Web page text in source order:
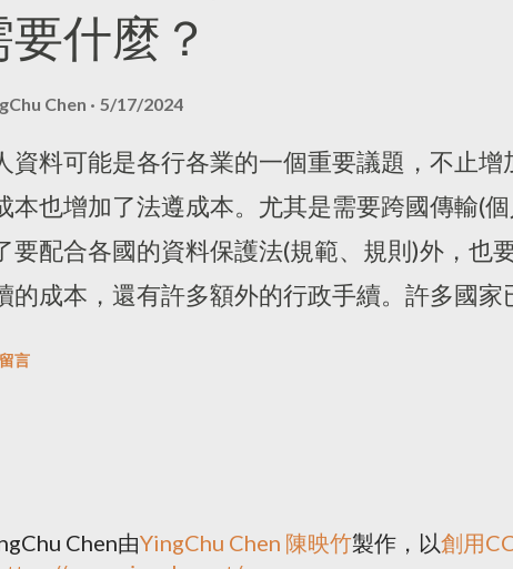
慧時代個人資訊安全使用政策指引 》，韓國
私合作的指引等。在 9 月時，韓國總統向世界
，10月時就組成專家小組處理與人工智慧相關
月的規劃，成立「 AI 隱私公私政策理事會 」
分別為資料處理標準、風險評估、透明，由
界和工業界的專家組成，並由韓國 PIPC及LG
表示內閣自動化還是內閣AI化？我在媒體的報
行用字。 簡單查詢一下，台灣近期關於人工智
、指引、辦法、原則，除 2018 年提出所謂的
年時有立委提出應擬「 人工智慧發展基本
會所擬的「 使用生成式AI參考指引（草案）
管機關應該是金融管理委員會，在2023年10
點擔心，台灣的法規進度在哪裡？如果從0到
度，那台灣會在哪裡？台灣所謂的 AI內閣，
引嗎？ 更新： 2024年7月15日，台灣國科會已
草案」 並 公開徵求意見 。 關於全球 AI政策發
什麼？
Chen 5/17/2024
資料可能是各行各業的一個重要議題，不止增
本也增加了法遵成本。尤其是需要跨國傳輸(
要配合各國的資料保護法(規範、規則)外，也
的成本，還有許多額外的行政手續。許多國家
年時，美國、墨西哥、加拿大已簽署「美國-
States, Mexico, and Canada Agreement)
可以在北美境內自由傳輸資料。 2019年由日本
濟論壇和2019年的G20大阪峰會中提出提出「
言
Chen由YingChu Chen 陳映竹製作，以創用